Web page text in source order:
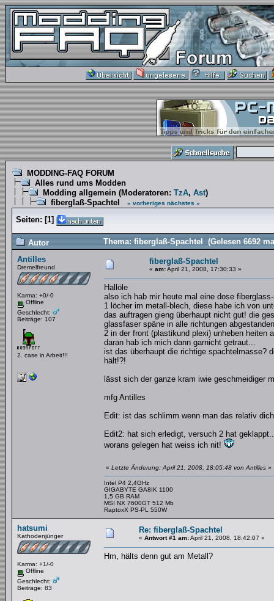
MODDING-FAQ FORUM
Alles rund ums Modden
Modding allgemein (Moderatoren: TzA, Ast)
fiberglaß-Spachtel
« vorheriges nächstes »
Seiten: [1]
Autor
Thema: fiberglaß-Spachtel (Gelesen 6692
Antilles
Dremelfreund
Karma: +0/-0
Offline
Geschlecht:
Beiträge: 107
2. case in Arbeit!!!
fiberglaß-Spachtel
« am:April 21, 2008, 17:30:33 »
Hallöle
also ich hab mir heute mal eine dose
1 löcher im metall-blech, diese habe ich von
das auftragen gieng überhaupt nicht gut! die
glassfaser späne in alle richtungen
2 in der front (plastikund plexi) unheben heiten
daran hab ich mich dann garnicht getraut...
ist das überhaupt die richtige spachtelmasse?
hält!?!
lässt sich der ganze kram iwie geschmeidiger
mfg Antilles
Edit: ist das schlimm wenn man das relativ
Edit2: hat sich erledigt, versuch 2 hat
worans gelegen hat weiss ich nit!
« Letzte Änderung: April 21, 2008, 18:05:48 von Antilles »
Intel P4 2,4GHz
GIGABYTE GA8IK 1100
1,5 GB RAM
MSI NX 7600GT 512 Mb
RaptoxX PS-PL 550W
hatsumi
Kathodenjünger
Karma: +1/-0
Offline
Geschlecht:
Beiträge: 83
Re: fiberglaß-Spachtel
« Antwort #1 am:April 21, 2008, 18:42:07 »
Hm, hälts denn gut am Metall?